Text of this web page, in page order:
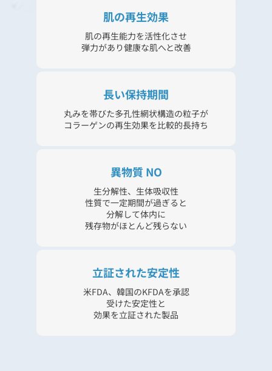
肌の再生効果
肌の再生能力を活性化させ
弾力があり健康な肌へと改善
長い保持期間
丸みを帯びた多孔性網状構造の粒子が
コラーゲンの再生効果を比較的長持ち
異物質 NO
生分解性、生体吸収性
性質で一定期間が過ぎると
分解して体内に
残存物がほとんど残らない
立証された安定性
米FDA、韓国のKFDAを承認
受けた安定性と
効果を立証された製品